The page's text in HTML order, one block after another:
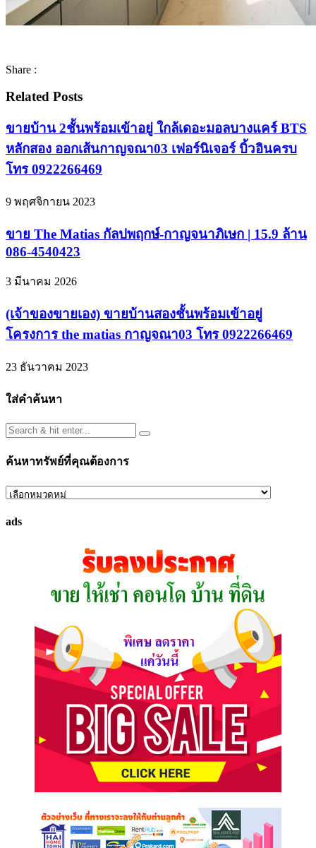
Share :
Related Posts
ขายบ้าน 2ชั้นพร้อมเข้าอยู่ ใกล้เดอะมอลบางแคร์ BTS
หลักสอง ออกเส้นกาญจณา03 เฟอร์นิเจอร์ บิ้วอินครบ
โทร 0922266469
9 พฤศจิกายน 2023
ขาย The Matias กัลปพฤกษ์-กาญจนาภิเษก | 15.9 ล้าน
086-4540423
3 มีนาคม 2026
(เจ้าของขายเอง) ขายบ้านสองชั้นพร้อมเข้าอยู่
โครงการ the matias กาญจณา03 โทร 0922266469
23 ธันวาคม 2023
ใส่คำค้นหา
ค้นหาทรัพย์ที่คุณต้องการ
ค้นหา
ที่
ads